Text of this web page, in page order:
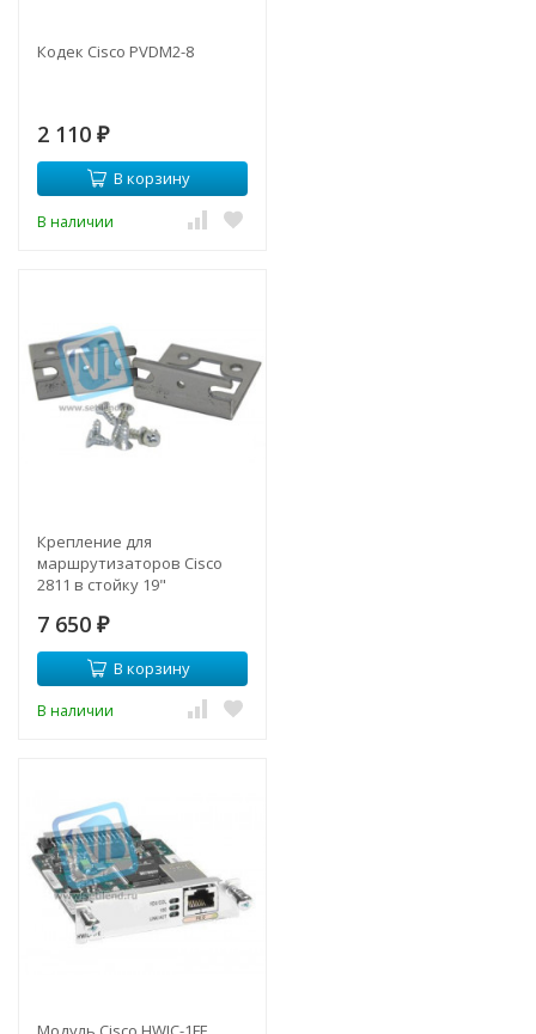
Кодек Cisco PVDM2-8
2 110 ₽
В корзину
В наличии
Крепление для
маршрутизаторов Cisco
2811 в стойку 19"
7 650 ₽
В корзину
В наличии